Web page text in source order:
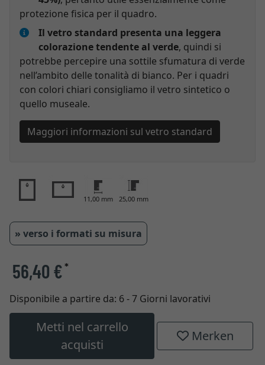
protezione fisica per il quadro.
Il vetro standard presenta una leggera
colorazione tendente al verde, quindi si
potrebbe percepire una sottile sfumatura di verde
nell’ambito delle tonalità di bianco. Per i quadri
con colori chiari consigliamo il vetro sintetico o
quello museale.
Maggiori informazioni sul vetro standard
11,00 mm 25,00 mm
» verso i formati su misura
56,40 €*
Disponibile a partire da: 6 - 7 Giorni lavorativi
Metti nel carrello
acquisti
Merken